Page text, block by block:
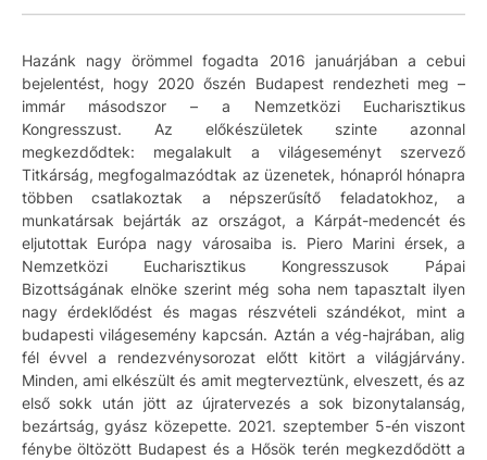
Hazánk nagy örömmel fogadta 2016 januárjában a cebui
bejelentést, hogy 2020 őszén Budapest rendezheti meg –
immár másodszor – a Nemzetközi Eucharisztikus
Kongresszust. Az előkészületek szinte azonnal
megkezdődtek: megalakult a világeseményt szervező
Titkárság, megfogalmazódtak az üzenetek, hónapról hónapra
többen csatlakoztak a népszerűsítő feladatokhoz, a
munkatársak bejárták az országot, a Kárpát-medencét és
eljutottak Európa nagy városaiba is. Piero Marini érsek, a
Nemzetközi Eucharisztikus Kongresszusok Pápai
Bizottságának elnöke szerint még soha nem tapasztalt ilyen
nagy érdeklődést és magas részvételi szándékot, mint a
budapesti világesemény kapcsán. Aztán a vég-hajrában, alig
fél évvel a rendezvénysorozat előtt kitört a világjárvány.
Minden, ami elkészült és amit megterveztünk, elveszett, és az
első sokk után jött az újratervezés a sok bizonytalanság,
bezártság, gyász közepette. 2021. szeptember 5-én viszont
fénybe öltözött Budapest és a Hősök terén megkezdődött a